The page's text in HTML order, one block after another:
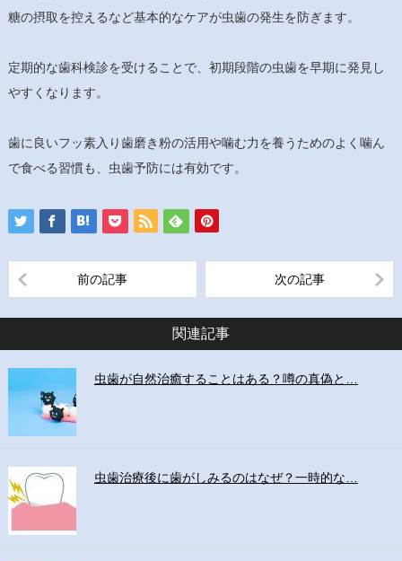
糖の摂取を控えるなど基本的なケアが虫歯の発生を防ぎます。
定期的な歯科検診を受けることで、初期段階の虫歯を早期に発見し
やすくなります。
歯に良いフッ素入り歯磨き粉の活用や噛む力を養うためのよく噛ん
で食べる習慣も、虫歯予防には有効です。
前の記事 次の記事
関連記事
虫歯が自然治癒することはある？噂の真偽と…
虫歯治療後に歯がしみるのはなぜ？一時的な…